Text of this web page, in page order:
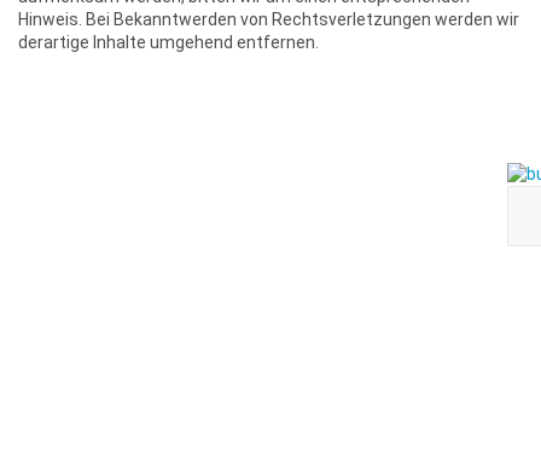
Hinweis. Bei Bekanntwerden von Rechtsverletzungen werden wir
derartige Inhalte umgehend entfernen.